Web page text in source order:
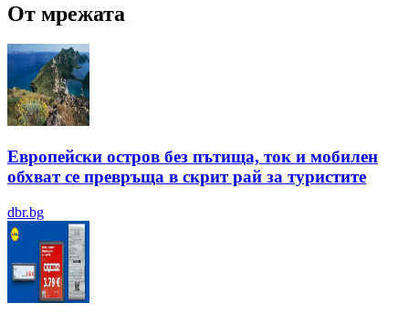
От мрежата
Европейски остров без пътища, ток и мобилен
обхват се превръща в скрит рай за туристите
dbr.bg